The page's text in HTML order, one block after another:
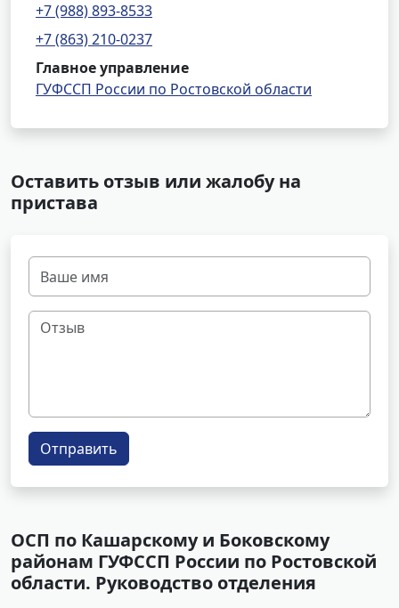
+7 (988) 893-8533
+7 (863) 210-0237
Главное управление
ГУФССП России по Ростовской области
Оставить отзыв или жалобу на
пристава
Отправить
ОСП по Кашарскому и Боковскому
районам ГУФССП России по Ростовской
области. Руководство отделения